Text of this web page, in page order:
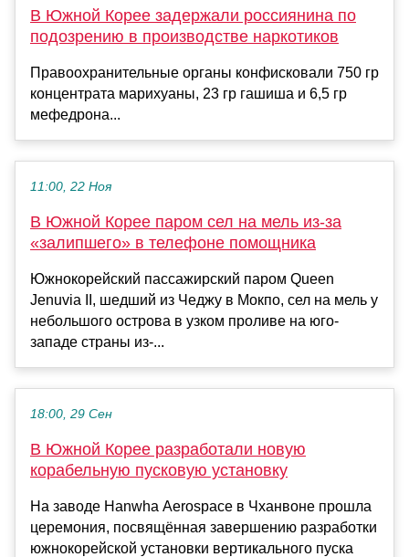
В Южной Корее задержали россиянина по
подозрению в производстве наркотиков
Правоохранительные органы конфисковали 750 гр
концентрата марихуаны, 23 гр гашиша и 6,5 гр
мефедрона...
11:00, 22 Ноя
В Южной Корее паром сел на мель из-за
«залипшего» в телефоне помощника
Южнокорейский пассажирский паром Queen
Jenuvia II, шедший из Чеджу в Мокпо, сел на мель у
небольшого острова в узком проливе на юго-
западе страны из-...
18:00, 29 Сен
В Южной Корее разработали новую
корабельную пусковую установку
На заводе Hanwha Aerospace в Чханвоне прошла
церемония, посвящённая завершению разработки
южнокорейской установки вертикального пуска